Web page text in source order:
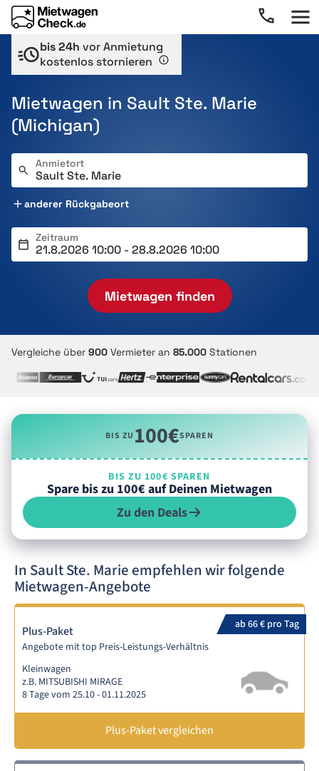
bis 24h vor Anmietung
kostenlos stornieren
Mietwagen in Sault Ste. Marie
(Michigan)
Anmietort
anderer Rückgabeort
Zeitraum
Mietwagen finden
Vergleiche über 900 Vermieter an 85.000 Stationen
BIS ZU100€SPAREN
BIS ZU 100€ SPAREN
Spare bis zu 100€ auf Deinen Mietwagen
Zu den Deals
In Sault Ste. Marie empfehlen wir folgende
Mietwagen-Angebote
ab 66 € pro Tag
Plus-Paket
Angebote mit top Preis-Leistungs-Verhältnis
Kleinwagen
z.B. MITSUBISHI MIRAGE
8 Tage vom 25.10 - 01.11.2025
Plus-Paket vergleichen